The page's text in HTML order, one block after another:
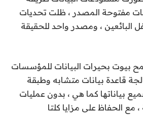
مفتوحة المصدر ، ظلت تحديات
البائعين ، ومصدر واحد للحقيقة
بيوت بحيرات البيانات للمؤسسات
قاعدة بيانات متشابه وطبقة
بياناتها كما هي ، بدون عمليات
الحفاظ على مزايا كلتا